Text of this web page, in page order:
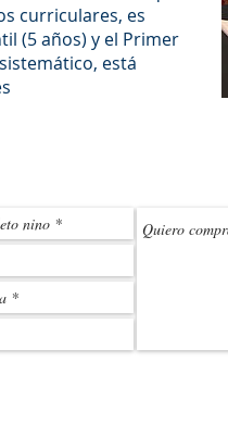
curriculares, es
(5 años) y el Primer
está